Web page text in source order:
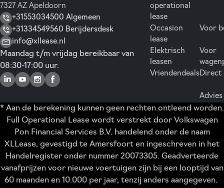
7327 AZ Apeldoorn
+31553034500 Algemeen
+31334549560 Berijdersdesk
info@xllease.nl
Maandag t/m vrijdag bereikbaar van
08:30-17:00 uur.
operational
lease
Occasion
lease
Elektrisch
leasen
Vriendendeals
Voor
Voor
Direct
* Aan de berekening kunnen geen rechten ontleend worden.
Full Operational Lease wordt verstrekt door Volkswagen
Pon Financial Services B.V. handelend onder de naam
XLLease, gevestigd te Amersfoort en ingeschreven in het
Handelregister onder nummer 20073305. Geadverteerde
vanafprijzen voor nieuwe voertuigen zijn bij een looptijd van
60 maanden en 10.000 per jaar, tenzij anders aangegeven.